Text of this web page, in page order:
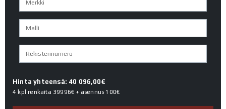
Hinta yhteensä: 40 096,00€
4 kpl renkaita 39996€ + asennus 100€